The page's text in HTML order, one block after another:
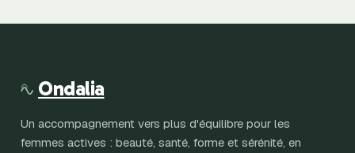
remplacer le noir
décupler le
Ondalia
Un accompagnement vers plus d'équilibre pour les
femmes actives : beauté, santé, forme et sérénité, en